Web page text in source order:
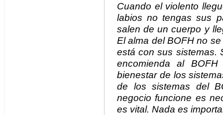
Cuando el violento
labios no tengas sus
salen de un cuerpo y
El alma del BOFH no
está con sus sistemas.
encomienda al
bienestar de los
de los sistemas del
negocio funcione es
es vital. Nada es